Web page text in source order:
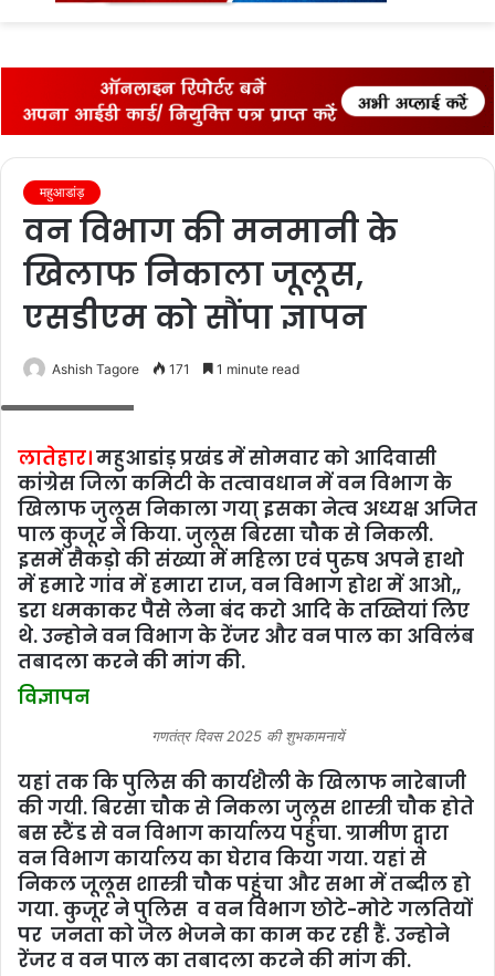
महुआडांड़
वन विभाग की मनमानी के
खिलाफ निकाला जूलूस,
एसडीएम को सौंपा ज्ञापन
Ashish Tagore 171 1 minute read
लातेहार।महुआडांड़ प्रखंड में सोमवार को आदिवासी
कांग्रेस जिला कमिटी के तत्‍वावधान में वन विभाग के
खिलाफ जुलूस निकाला गया् इसका नेत्‍व अध्यक्ष अजित
पाल कुजूर ने किया. जुलूस बिरसा चौक से निकली.
इसमें सैकड़ो की संख्या में महिला एवं पुरुष अपने हाथो
में हमारे गांव में हमारा राज, वन विभाग होश में आओ,,
डरा धमकाकर पैसे लेना बंद करो आदि के तख्तियां लिए
थे. उन्‍होने वन विभाग के रेंजर और वन पाल का अविलंब
तबादला करने की मांग की.
विज्ञापन
गणतंत्र दिवस 2025 की शुभकामनायें
यहां तक कि पुलिस की कार्यशैली के खिलाफ नारेबाजी
की गयी. बिरसा चौक से निकला जुलूस शास्त्री चौक होते
बस स्टैंड से वन विभाग कार्यालय पहुंचा. ग्रामीण द्वारा
वन विभाग कार्यालय का घेराव किया गया. यहां से
निकल जूलूस शास्त्री चौक पहुंचा और सभा में तब्दील हो
गया. कुजूर ने पुलिस व वन विभाग छोटे-मोटे गलतियों
पर जनता को जेल भेजने का काम कर रही हैं. उन्‍होने
रेंजर व वन पाल का तबादला करने की मांग की.